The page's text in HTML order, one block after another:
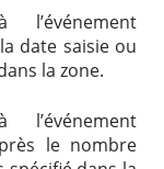
date saisie ou
la zone.
le nombre